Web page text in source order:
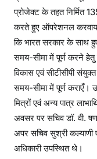
प्रोजेक्ट के तहत
करते हुए ऑपरेशनल
कि भारत सरकार के साथ
समय-सीमा में पूर्ण करने हेतु
विकास एवं सीटीसीपी
समय-सीमा में पूर्ण कराएँ।
मित्रों एवं अन्य पात्र
अवसर पर सचिव डॉ. वी.
अपर सचिव सुश्री कल्याणी
अधिकारी उपस्थित थे।